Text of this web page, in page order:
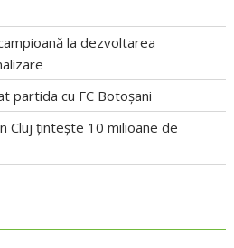
la dezvoltarea
partida cu FC Botoșani
Cluj țintește 10 milioane de